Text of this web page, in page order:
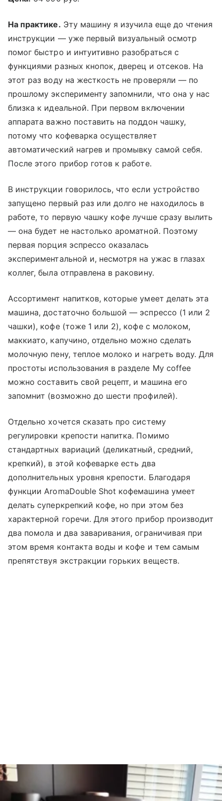
На практике. Эту машину я изучила еще до чтения
инструкции — уже первый визуальный осмотр
помог быстро и интуитивно разобраться с
функциями разных кнопок, дверец и отсеков. На
этот раз воду на жесткость не проверяли — по
прошлому эксперименту запомнили, что она у нас
близка к идеальной. При первом включении
аппарата важно поставить на поддон чашку,
потому что кофеварка осуществляет
автоматический нагрев и промывку самой себя.
После этого прибор готов к работе.
В инструкции говорилось, что если устройство
запущено первый раз или долго не находилось в
работе, то первую чашку кофе лучше сразу вылить
— она будет не настолько ароматной. Поэтому
первая порция эспрессо оказалась
экспериментальной и, несмотря на ужас в глазах
коллег, была отправлена в раковину.
Ассортимент напитков, которые умеет делать эта
машина, достаточно большой — эспрессо (1 или 2
чашки), кофе (тоже 1 или 2), кофе с молоком,
маккиато, капучино, отдельно можно сделать
молочную пену, теплое молоко и нагреть воду. Для
простоты использования в разделе My coffee
можно составить свой рецепт, и машина его
запомнит (возможно до шести профилей).
Отдельно хочется сказать про систему
регулировки крепости напитка. Помимо
стандартных вариаций (деликатный, средний,
крепкий), в этой кофеварке есть два
дополнительных уровня крепости. Благодаря
функции AromaDouble Shot кофемашина умеет
делать суперкрепкий кофе, но при этом без
характерной горечи. Для этого прибор производит
два помола и два заваривания, ограничивая при
этом время контакта воды и кофе и тем самым
препятствуя экстракции горьких веществ.